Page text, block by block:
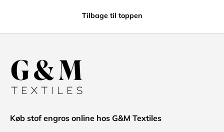
Tilbage til toppen
Køb stof engros online hos G&M Textiles